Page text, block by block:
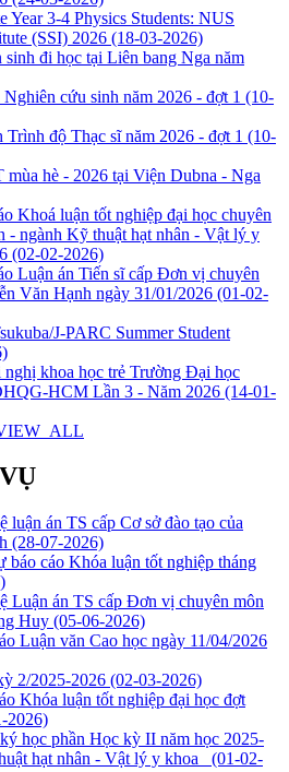
Year 3-4 Physics Students: NUS
(SSI) 2026 (18-03-2026)
đi học tại Liên bang Nga năm
cứu sinh năm 2026 - đợt 1 (10-
Trình độ Thạc sĩ năm 2026 - đợt 1 (10-
hè - 2026 tại Viện Dubna - Nga
Khoá luận tốt nghiệp đại học chuyên
- ngành Kỹ thuật hạt nhân - Vật lý y
(02-02-2026)
Luận án Tiến sĩ cấp Đơn vị chuyên
Văn Hạnh ngày 31/01/2026 (01-02-
J-PARC Summer Student
khoa học trẻ Trường Đại học
HCM Lần 3 - Năm 2026 (14-01-
luận án TS cấp Cơ sở đào tạo của
(28-07-2026)
báo cáo Khóa luận tốt nghiệp tháng
Luận án TS cấp Đơn vị chuyên môn
Huy (05-06-2026)
Luận văn Cao học ngày 11/04/2026
2/2025-2026 (02-03-2026)
Khóa luận tốt nghiệp đại học đợt
2026)
học phần Học kỳ II năm học 2025-
hạt nhân - Vật lý y khoa (01-02-